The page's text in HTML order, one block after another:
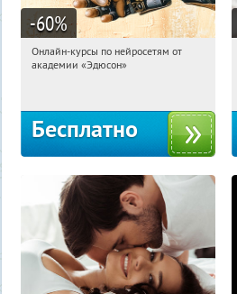
-60%
18:46:57 Получили:
Онлайн-курсы по нейросетям от
академии «Эдюсон»
Бесплатно